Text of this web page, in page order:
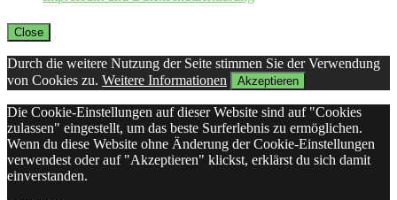
Close
Durch die weitere Nutzung der Seite stimmen Sie der Verwendung
von Cookies zu. Weitere Informationen Akzeptieren
Die Cookie-Einstellungen auf dieser Website sind auf "Cookies
zulassen" eingestellt, um das beste Surferlebnis zu ermöglichen.
Wenn du diese Website ohne Änderung der Cookie-Einstellungen
verwendest oder auf "Akzeptieren" klickst, erklärst du sich damit
einverstanden.